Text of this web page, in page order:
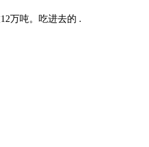
万吨。吃进去的 .